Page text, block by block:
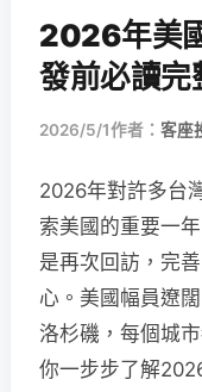
2026年美
發前必讀完
2026/5/1作者： 客座
2026年對許多台
索美國的重要一
是再次回訪，完
心。美國幅員遼
洛杉磯，每個城
你一步步了解